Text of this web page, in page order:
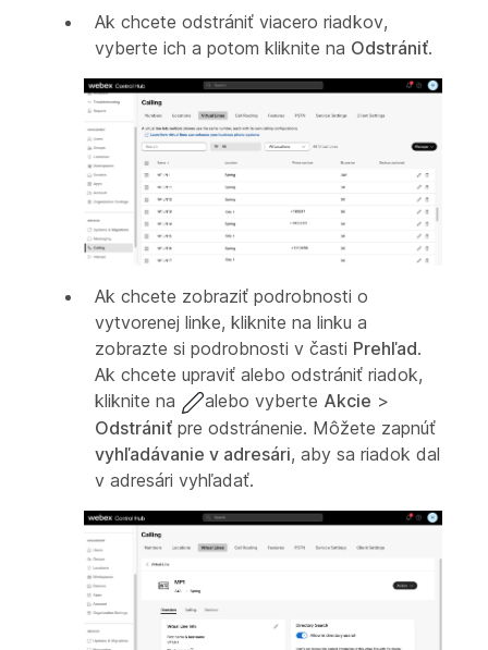
Ak chcete odstrániť viacero riadkov,
vyberte ich a potom kliknite na Odstrániť.
Ak chcete zobraziť podrobnosti o
vytvorenej linke, kliknite na linku a
zobrazte si podrobnosti v časti Prehľad.
Ak chcete upraviť alebo odstrániť riadok,
kliknite na
alebo vyberte Akcie >
Odstrániť pre odstránenie. Môžete zapnúť
vyhľadávanie v adresári, aby sa riadok dal
v adresári vyhľadať.